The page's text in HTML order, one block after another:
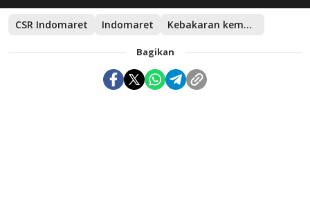
CSR Indomaret Indomaret Kebakaran kemayoran
Bagikan